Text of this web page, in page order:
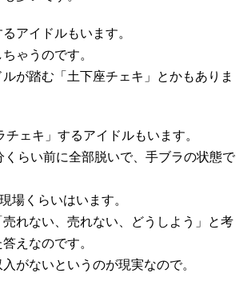
アイドルもいます。
ゃうのです。
が踏む「土下座チェキ」とかもありま
ェキ」するアイドルもいます。
くらい前に全部脱いで、手ブラの状態で
場くらいはいます。
れない、売れない、どうしよう」と考
えなのです。
がないというのが現実なので。